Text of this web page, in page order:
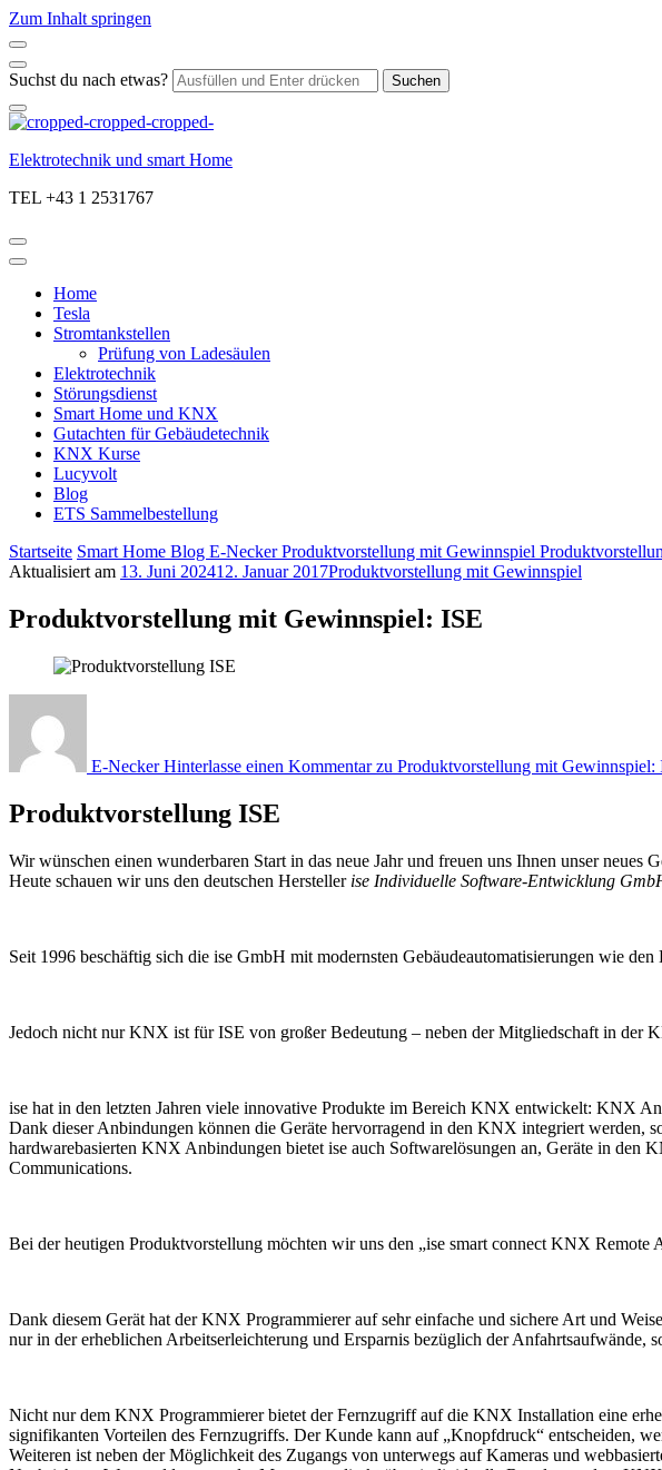
Zum Inhalt springen
Suchst du nach etwas?
Elektrotechnik und smart Home
TEL +43 1 2531767
Home
Tesla
Stromtankstellen
Prüfung von Ladesäulen
Elektrotechnik
Störungsdienst
Smart Home und KNX
Gutachten für Gebäudetechnik
KNX Kurse
Lucyvolt
Blog
ETS Sammelbestellung
Startseite Smart Home Blog E-NeckerProduktvorstellung mit Gewinnspiel
Aktualisiert am 13. Juni 202412. Januar 2017Produktvorstellung mit Gewinnspiel
Produktvorstellung mit Gewinnspiel: ISE
E-NeckerHinterlasse einen Kommentarzu Produktvorstellung mit Gewinnspiel:
Produktvorstellung ISE
Wir wünschen einen wunderbaren Start in das neue Jahr und freuen uns Ihnen unser neues
Heute schauen wir uns den deutschen Hersteller ise Individuelle Software-Entwicklung
Seit 1996 beschäftig sich die ise GmbH mit modernsten Gebäudeautomatisierungen wie
Jedoch nicht nur KNX ist für ISE von großer Bedeutung – neben der Mitgliedschaft in der
ise hat in den letzten Jahren viele innovative Produkte im Bereich KNX entwickelt: KNX
Dank dieser Anbindungen können die Geräte hervorragend in den KNX integriert werden,
hardwarebasierten KNX Anbindungen bietet ise auch Softwarelösungen an, Geräte in
Communications.
Bei der heutigen Produktvorstellung möchten wir uns den „ise smart connect KNX Remote
Dank diesem Gerät hat der KNX Programmierer auf sehr einfache und sichere Art und
nur in der erheblichen Arbeitserleichterung und Ersparnis bezüglich der Anfahrtsaufwände,
Nicht nur dem KNX Programmierer bietet der Fernzugriff auf die KNX Installation eine
signifikanten Vorteilen des Fernzugriffs. Der Kunde kann auf „Knopfdruck“ entscheiden,
Weiteren ist neben der Möglichkeit des Zugangs von unterwegs auf Kameras und